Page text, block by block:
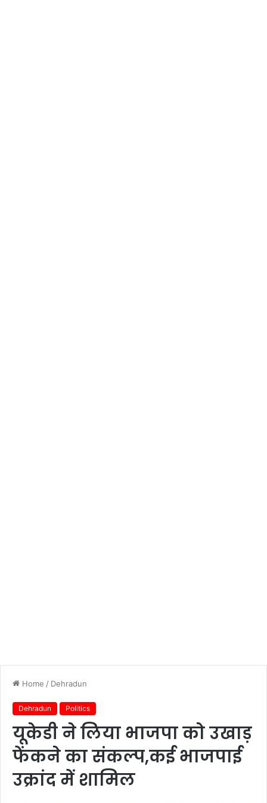
Home / Dehradun
Dehradun Politics
यूकेडी ने लिया भाजपा को उखाड़
फेंकने का संकल्प,कई भाजपाई
उक्रांद में शामिल